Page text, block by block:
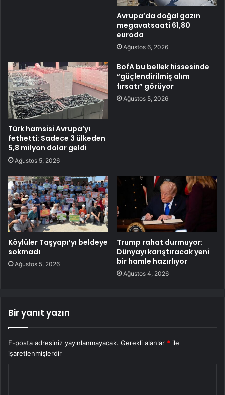
Avrupa’da doğal gazın
megavatsaati 61,80
euroda
Ağustos 6, 2026
Türk hamsisi Avrupa’yı
fethetti: Sadece 3 ülkeden
5,8 milyon dolar geldi
Ağustos 5, 2026
BofA bu bellek hissesinde
“güçlendirilmiş alım
fırsatı” görüyor
Ağustos 5, 2026
Köylüler Taşyapı’yı beldeye
sokmadı
Ağustos 5, 2026
Trump rahat durmuyor:
Dünyayı karıştıracak yeni
bir hamle hazırlıyor
Ağustos 4, 2026
Bir yanıt yazın
E-posta adresiniz yayınlanmayacak. Gerekli alanlar * ile
işaretlenmişlerdir